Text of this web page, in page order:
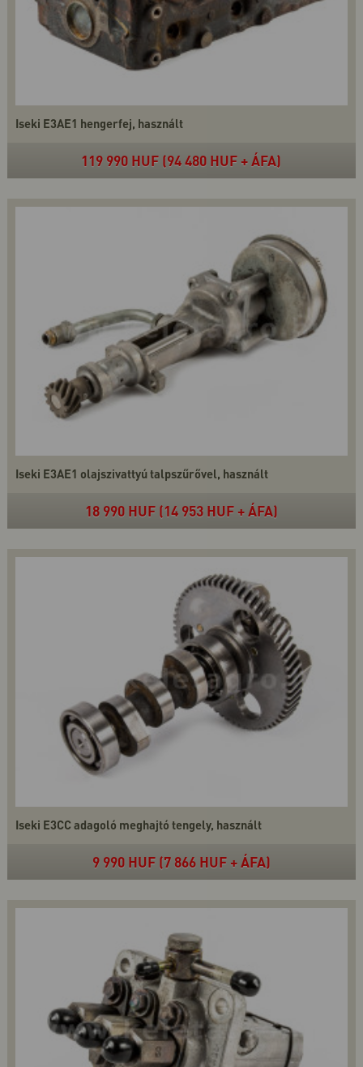
Iseki E3AE1 hengerfej, használt
119 990 HUF (94 480 HUF + ÁFA)
Iseki E3AE1 olajszivattyú talpszűrővel, használt
18 990 HUF (14 953 HUF + ÁFA)
Iseki E3CC adagoló meghajtó tengely, használt
9 990 HUF (7 866 HUF + ÁFA)